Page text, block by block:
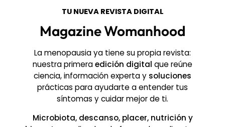
TU NUEVA REVISTA DIGITAL
Magazine Womanhood
La menopausia ya tiene su propia revista:
nuestra primeraedición digital que reúne
ciencia, información experta y soluciones
prácticas para ayudarte a entender tus
síntomas y cuidar mejor de ti.
Microbiota, descanso, placer, nutrición y